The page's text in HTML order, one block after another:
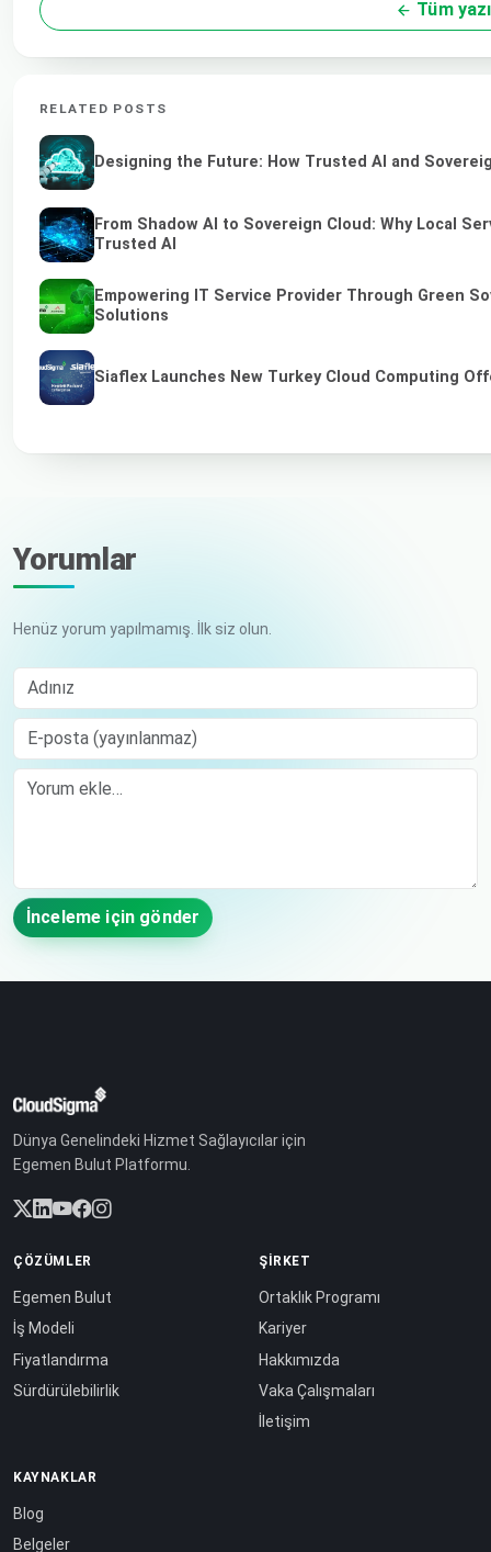
Tüm
RELATED POSTS
Designing the Future: How Trusted AI and
From Shadow AI to Sovereign Cloud: Why Local
Trusted AI
Empowering IT Service Provider Through Green
Solutions
Siaflex Launches New Turkey Cloud Computing
Yorumlar
Henüz yorum yapılmamış. İlk siz olun.
Adınız
E-posta (yayınlanmaz)
Comment
İnceleme için gönder
Dünya Genelindeki Hizmet Sağlayıcılar için
Egemen Bulut Platformu.
ÇÖZÜMLER
Egemen Bulut
İş Modeli
Fiyatlandırma
Sürdürülebilirlik
ŞIRKET
Ortaklık Programı
Kariyer
Hakkımızda
Vaka Çalışmaları
İletişim
KAYNAKLAR
Blog
Belgeler